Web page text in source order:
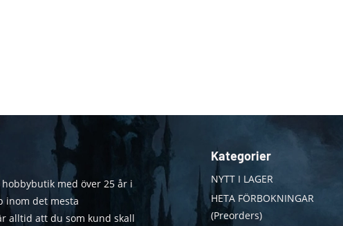
med över 25 år i
inom det mesta
alltid att du som kund skall
Kategorier
NYTT I LAGER
HETA FÖRBOKNINGAR
(Preorders)